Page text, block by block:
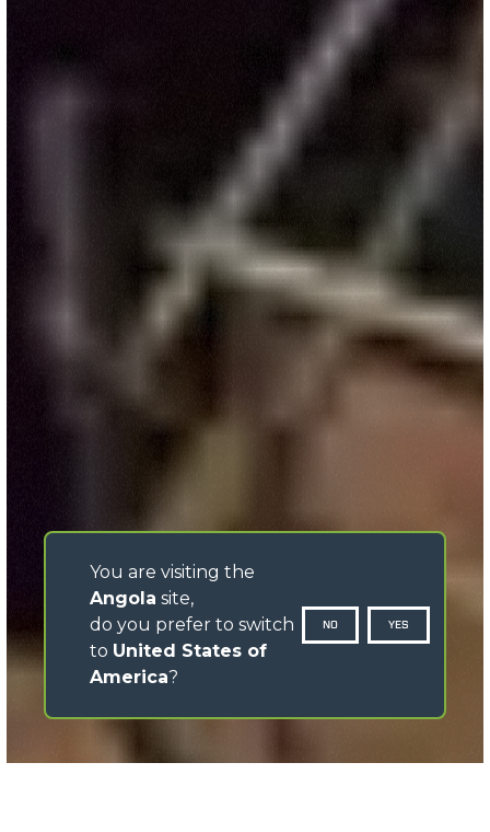
You are visiting the
Angola site,
do you prefer to switch
to United States of
America?
NO YES